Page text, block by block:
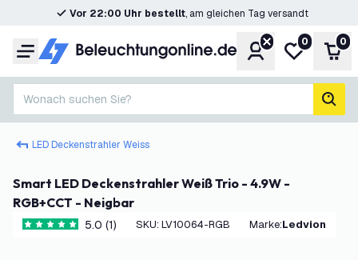
Vor 22:00 Uhr bestellt, am gleichen Tag versandt
Menü KontoMeine
0 0
Wonach suchen Sie?
LED Deckenstrahler Weiss
Smart LED Deckenstrahler Weiß Trio - 4.9W -
RGB+CCT - Neigbar
5 Bewertungssterne
5.0 (1) SKU: LV10064-RGB Marke: Ledvion